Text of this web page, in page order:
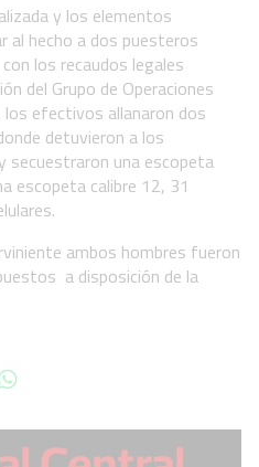
y los elementos
al hecho a dos puesteros
los recaudos legales
del Grupo de Operaciones
los efectivos allanaron dos
detuvieron a los
secuestraron una escopeta
escopeta calibre 12, 31
ambos hombres fueron
a disposición de la